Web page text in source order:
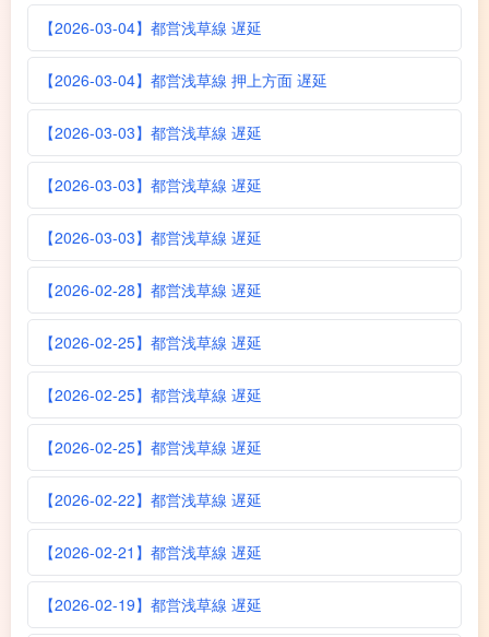
【2026-03-04】都営浅草線 遅延
【2026-03-04】都営浅草線 押上方面 遅延
【2026-03-03】都営浅草線 遅延
【2026-03-03】都営浅草線 遅延
【2026-03-03】都営浅草線 遅延
【2026-02-28】都営浅草線 遅延
【2026-02-25】都営浅草線 遅延
【2026-02-25】都営浅草線 遅延
【2026-02-25】都営浅草線 遅延
【2026-02-22】都営浅草線 遅延
【2026-02-21】都営浅草線 遅延
【2026-02-19】都営浅草線 遅延